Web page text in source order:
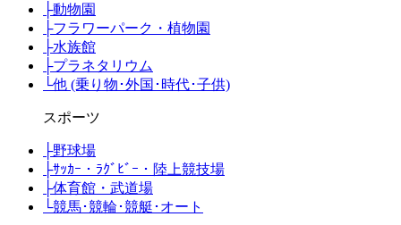
├動物園
├フラワーパーク・植物園
├水族館
├プラネタリウム
└他 (乗り物･外国･時代･子供)
スポーツ
├野球場
├ｻｯｶｰ・ﾗｸﾞﾋﾞｰ・陸上競技場
├体育館・武道場
└競馬･競輪･競艇･オート